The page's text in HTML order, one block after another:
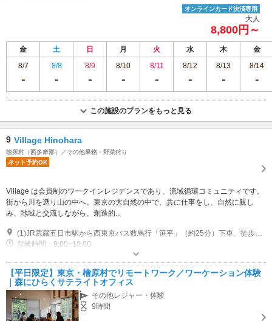
オンラインカード決済専用
大人
8,800円～
金 土 日 月 火 水 木
金
8/7
8/8 8/9 8/10 8/11 8/12 8/13 8/14
この施設のプランをもっと見る
9 Village Hinohara
檜原村（西多摩郡）／その他果物・野菜狩り
ネット予約OK
Village は会員制のワークインレジデンスであり、流域循環コミュニティです。
街から川を遡り山の中へ。東京の大自然の中で、共に仕事をし、自然に親し
み、地域と交流しながら、創造的...
(1)JR武蔵五日市駅から西東京バス数馬行「笹平」（約25分）下車、徒歩２分
営業時間：9:00~18:00
【平日限定】東京・檜原村でリモートワーク／ワーケーション体験
｜森にひらくサテライトオフィス
その他レジャー・体験
9時間